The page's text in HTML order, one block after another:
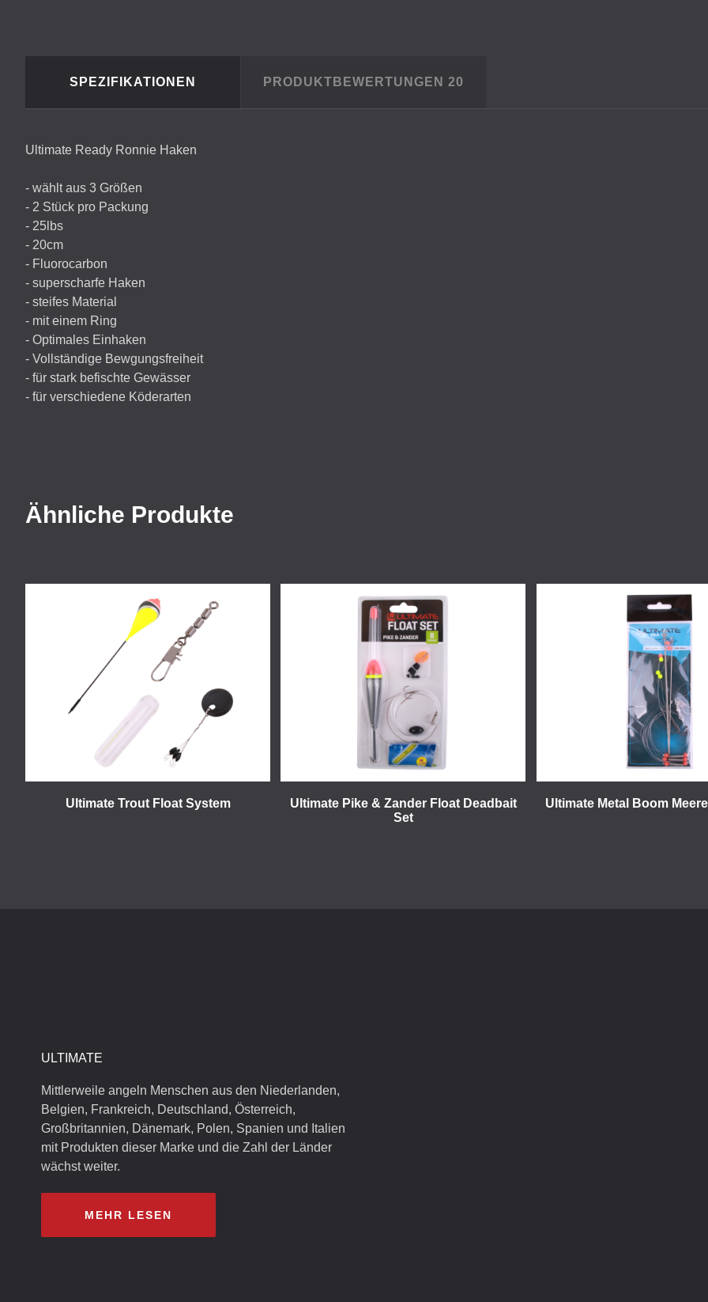
SPEZIFIKATIONEN PRODUKTBEWERTUNGEN 20
Ultimate Ready Ronnie Haken
- wählt aus 3 Größen
- 2 Stück pro Packung
- 25lbs
- 20cm
- Fluorocarbon
- superscharfe Haken
- steifes Material
- mit einem Ring
- Optimales Einhaken
- Vollständige Bewgungsfreiheit
- für stark befischte Gewässer
- für verschiedene Köderarten
Ähnliche Produkte
Ultimate Trout Float System
Ultimate Pike & Zander Float Deadbait
Set
Ultimate Metal Boom
ULTIMATE
Mittlerweile angeln Menschen aus den Niederlanden,
Belgien, Frankreich, Deutschland, Österreich,
Großbritannien, Dänemark, Polen, Spanien und Italien
mit Produkten dieser Marke und die Zahl der Länder
wächst weiter.
MEHR LESEN